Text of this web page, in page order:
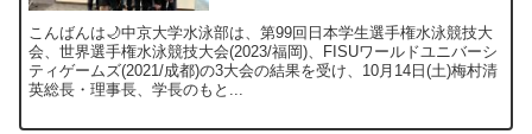
こんばんは🌙中京大学水泳部は、第99回日本学生選手権水泳競技大
会、世界選手権水泳競技大会(2023/福岡)、FISUワールドユニバーシ
ティゲームズ(2021/成都)の3大会の結果を受け、10月14日(土)梅村清
英総長・理事長、学長のもと...